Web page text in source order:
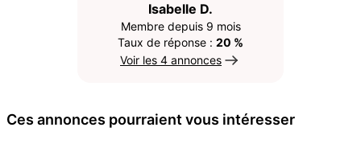
Isabelle D.
Membre depuis 9 mois
Taux de réponse : 20 %
Voir les 4 annonces
Ces annonces pourraient vous intéresser